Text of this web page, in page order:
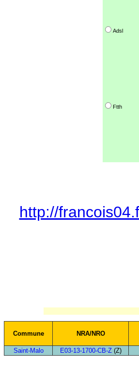
Adsl
Ftth
http://
Commune NRA/NRO
Saint-Malo E03-13-1700-CB-Z(Z)